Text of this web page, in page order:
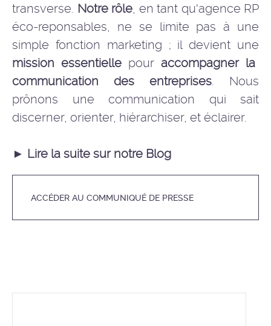
transverse. Notre rôle, en tant qu'agence RP
éco-reponsables, ne se limite pas à une
simple fonction marketing ; il devient une
mission essentielle pour accompagner la
communication des entreprises. Nous
prônons une communication qui sait
discerner, orienter, hiérarchiser, et éclairer.
► Lire la suite sur notre Blog
ACCÉDER AU COMMUNIQUÉ DE PRESSE